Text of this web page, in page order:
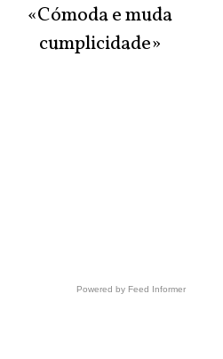
«Cómoda e muda
cumplicidade»
Powered by Feed Informer